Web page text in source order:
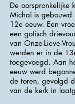
De oorspronkelijke
Michal is
12e eeuw. Een
een gotisch
van Onze-Lieve-
werden er in de
toegevoegd. Aan
eeuw werd
de toren, gevolgd
van de kerk in